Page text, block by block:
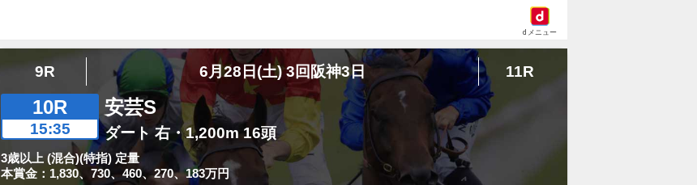
dメニュー
9R 6月28日(土) 3回阪神3日 11R
10R
15:35
安芸S
ダート 右・1,200m 16頭
3歳以上 (混合)(特指) 定量
本賞金：1,830、730、460、270、183万円